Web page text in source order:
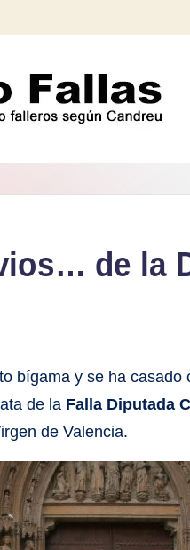
de la
bígama y se ha
de la Falla Diputada
de Valencia.